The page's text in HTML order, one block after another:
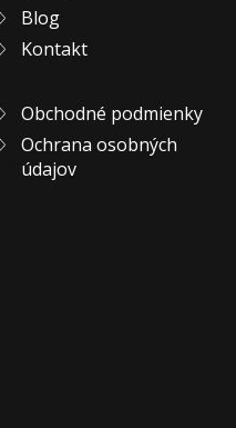
Blog
Kontakt
Obchodné podmienky
Ochrana osobných
údajov